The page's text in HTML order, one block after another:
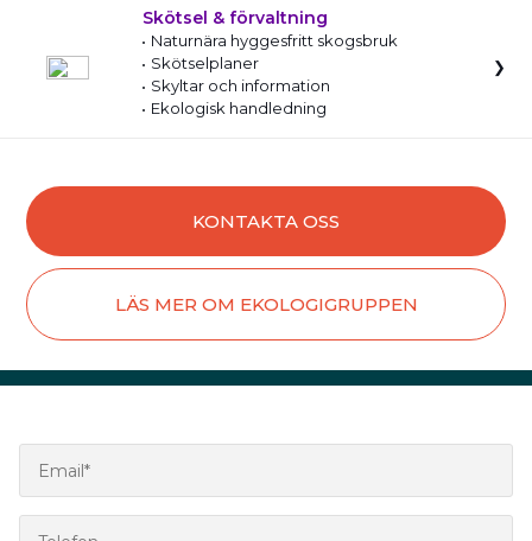
Skötsel & förvaltning
Naturnära hyggesfritt skogsbruk
Skötselplaner
Skyltar och information
Ekologisk handledning
KONTAKTA OSS
LÄS MER OM EKOLOGIGRUPPEN